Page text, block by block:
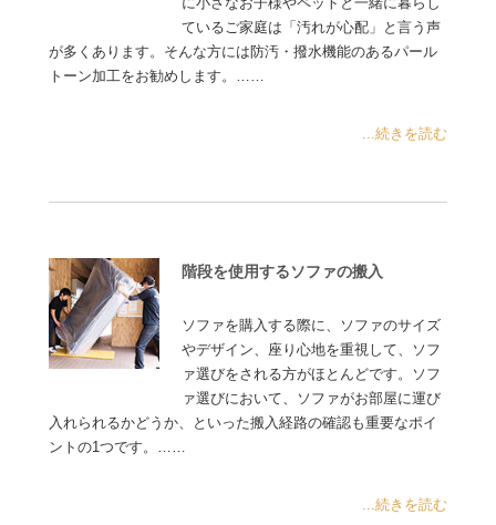
に小さなお子様やペットと一緒に暮らし
ているご家庭は「汚れが心配」と言う声
が多くあります。そんな方には防汚・撥水機能のあるパール
トーン加工をお勧めします。……
...続きを読む
階段を使用するソファの搬入
ソファを購入する際に、ソファのサイズ
やデザイン、座り心地を重視して、ソフ
ァ選びをされる方がほとんどです。ソフ
ァ選びにおいて、ソファがお部屋に運び
入れられるかどうか、といった搬入経路の確認も重要なポイ
ントの1つです。……
...続きを読む